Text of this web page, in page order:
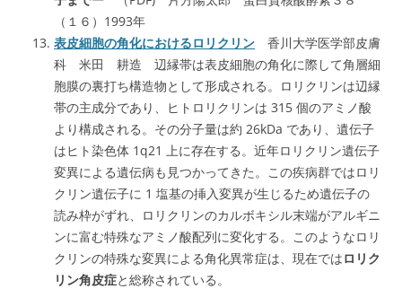
（１６）1993年
表皮細胞の角化におけるロリクリン 香川大学医学部皮膚
科 米田 耕造 辺縁帯は表皮細胞の角化に際して角層細
胞膜の裏打ち構造物として形成される。ロリクリンは辺縁
帯の主成分であり、ヒトロリクリンは 315 個のアミノ酸
より構成される。その分子量は約 26kDa であり、遺伝子
はヒト染色体 1q21 上に存在する。近年ロリクリン遺伝子
変異による遺伝病も見つかってきた。この疾病群ではロリ
クリン遺伝子に 1 塩基の挿入変異が生じるため遺伝子の
読み枠がずれ、ロリクリンのカルボキシル末端がアルギニ
ンに富む特殊なアミノ酸配列に変化する。このようなロリ
クリンの特殊な変異による角化異常症は、現在ではロリク
リン角皮症と総称されている。